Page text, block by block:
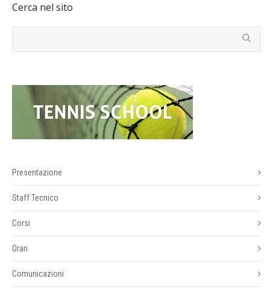
Cerca nel sito
Presentazione
Staff Tecnico
Corsi
Orari
Comunicazioni